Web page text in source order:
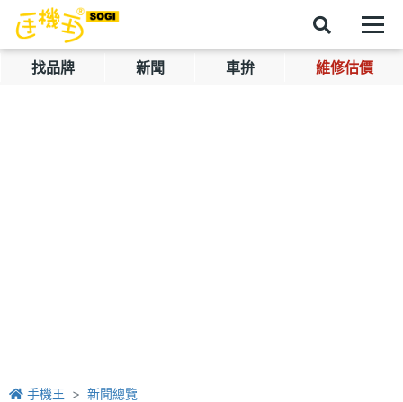
找品牌 新聞 車拚 維修估價
手機王 新聞總覽